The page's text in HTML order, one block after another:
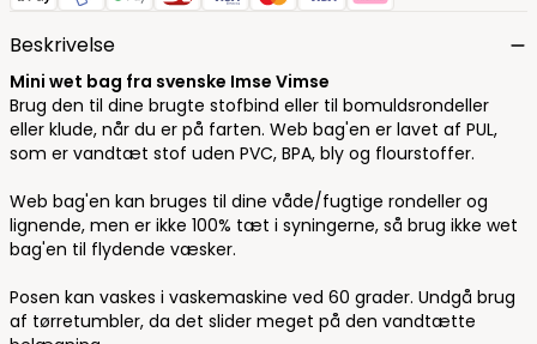
Beskrivelse
Mini wet bag fra svenske Imse Vimse
Brug den til dine brugte stofbind eller til bomuldsrondeller
eller klude, når du er på farten. Web bag'en er lavet af PUL,
som er vandtæt stof uden PVC, BPA, bly og flourstoffer.
Web bag'en kan bruges til dine våde/fugtige rondeller og
lignende, men er ikke 100% tæt i syningerne, så brug ikke wet
bag'en til flydende væsker.
Posen kan vaskes i vaskemaskine ved 60 grader. Undgå brug
af tørretumbler, da det slider meget på den vandtætte